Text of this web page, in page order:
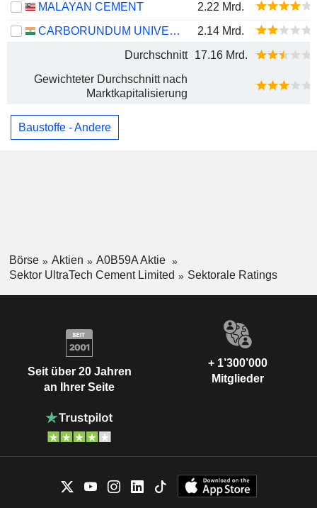
MALAYAN CEMENT
2.22 Mrd.
CARBORUNDUM UNIVERSAL LIMITED
2.14 Mrd.
Durchschnitt
17.16 Mrd.
Gewichteter Durchschnitt nach
Marktkapitalisierung
Baustoffe - Andere
Börse Aktien
A0B59A Aktie
Sektor UltraTech Cement Limited
Sektorale Ratings
Seit über 20 Jahren
an Ihrer Seite
+ 1’300’000
Mitglieder